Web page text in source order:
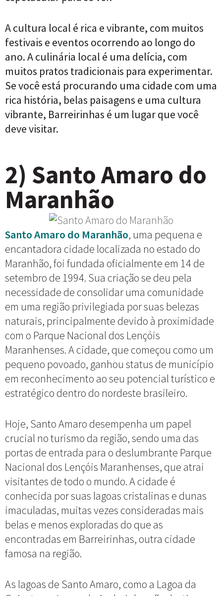
A cultura local é rica e vibrante, com muitos
festivais e eventos ocorrendo ao longo do
ano. A culinária local é uma delícia, com
muitos pratos tradicionais para experimentar.
Se você está procurando uma cidade com uma
rica história, belas paisagens e uma cultura
vibrante, Barreirinhas é um lugar que você
deve visitar.
2) Santo Amaro do
Maranhão
Santo Amaro do Maranhão, uma pequena e
encantadora cidade localizada no estado do
Maranhão, foi fundada oficialmente em 14 de
setembro de 1994. Sua criação se deu pela
necessidade de consolidar uma comunidade
em uma região privilegiada por suas belezas
naturais, principalmente devido à proximidade
com o Parque Nacional dos Lençóis
Maranhenses. A cidade, que começou como um
pequeno povoado, ganhou status de município
em reconhecimento ao seu potencial turístico e
estratégico dentro do nordeste brasileiro.
Hoje, Santo Amaro desempenha um papel
crucial no turismo da região, sendo uma das
portas de entrada para o deslumbrante Parque
Nacional dos Lençóis Maranhenses, que atrai
visitantes de todo o mundo. A cidade é
conhecida por suas lagoas cristalinas e dunas
imaculadas, muitas vezes consideradas mais
belas e menos exploradas do que as
encontradas em Barreirinhas, outra cidade
famosa na região.
As lagoas de Santo Amaro, como a Lagoa da